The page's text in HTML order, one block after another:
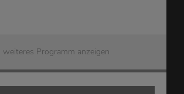
weiteres Programm anzeigen